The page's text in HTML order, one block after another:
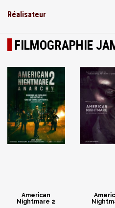
Réalisateur
FILMOGRAPHIE
American
Nightmare 2